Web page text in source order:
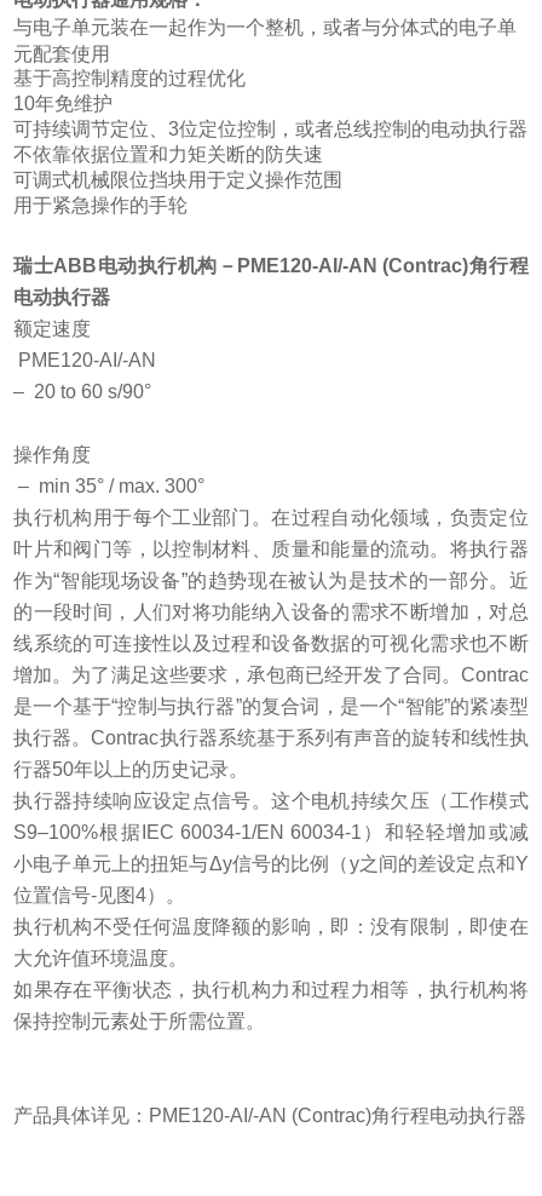
与电子单元装在一起作为一个整机，或者与分体式的电子单
元配套使用
基于高控制精度的过程优化
10年免维护
可持续调节定位、3位定位控制，或者总线控制的电动执行器
不依靠依据位置和力矩关断的防失速
可调式机械限位挡块用于定义操作范围
用于紧急操作的手轮
瑞士ABB电动执行机构 －PME120-AI/-AN (Contrac)角行程
电动执行器
额定速度
PME120-AI/-AN
– 20 to 60 s/90°
操作角度
– min 35° / max. 300°
执行机构用于每个工业部门。在过程自动化领域，负责定位
叶片和阀门等，以控制材料、质量和能量的流动。将执行器
作为“智能现场设备”的趋势现在被认为是技术的一部分。近
的一段时间，人们对将功能纳入设备的需求不断增加，对总
线系统的可连接性以及过程和设备数据的可视化需求也不断
增加。为了满足这些要求，承包商已经开发了合同。Contrac
是一个基于“控制与执行器”的复合词，是一个“智能”的紧凑型
执行器。Contrac执行器系统基于系列有声音的旋转和线性执
行器50年以上的历史记录。
执行器持续响应设定点信号。这个电机持续欠压（工作模式
S9–100%根据IEC 60034-1/EN 60034-1）和轻轻增加或减
小电子单元上的扭矩与Δy信号的比例（y之间的差设定点和Y
位置信号-见图4）。
执行机构不受任何温度降额的影响，即：没有限制，即使在
大允许值环境温度。
如果存在平衡状态，执行机构力和过程力相等，执行机构将
保持控制元素处于所需位置。
产品具体详见：PME120-AI/-AN (Contrac)角行程电动执行器